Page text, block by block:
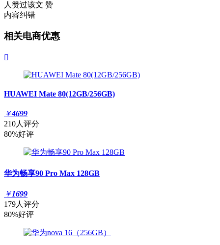
人赞过该文 赞
内容纠错
相关电商优惠

HUAWEI Mate 80(12GB/256GB)
￥4699
210人评分
80%好评
华为畅享90 Pro Max 128GB
￥1699
179人评分
80%好评